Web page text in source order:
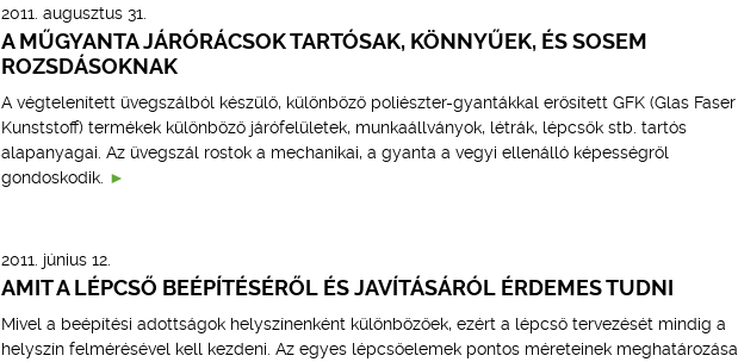
2011. augusztus 31.
A MŰGYANTA JÁRÓRÁCSOK TARTÓSAK, KÖNNYŰEK, ÉS SOSEM
ROZSDÁSOKNAK
A végtelenített üvegszálból készülő, különböző poliészter-gyantákkal erősített GFK (Glas Faser
Kunststoff) termékek különböző járófelületek, munkaállványok, létrák, lépcsők stb. tartós
alapanyagai. Az üvegszál rostok a mechanikai, a gyanta a vegyi ellenálló képességről
gondoskodik.
2011. június 12.
AMIT A LÉPCSŐ BEÉPÍTÉSÉRŐL ÉS JAVÍTÁSÁRÓL ÉRDEMES TUDNI
Mivel a beépítési adottságok helyszínenként különbözőek, ezért a lépcső tervezését mindig a
helyszín felmérésével kell kezdeni. Az egyes lépcsőelemek pontos méreteinek meghatározása